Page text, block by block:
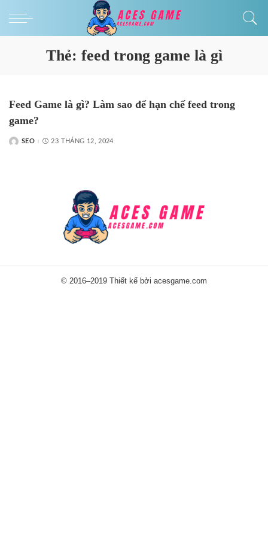
Thẻ: feed trong game là gì
Feed Game là gì​? Làm sao để hạn chế feed trong
game?
SEO 23 THÁNG 12, 2024
© 2016–2019 Thiết kế bởi acesgame.com